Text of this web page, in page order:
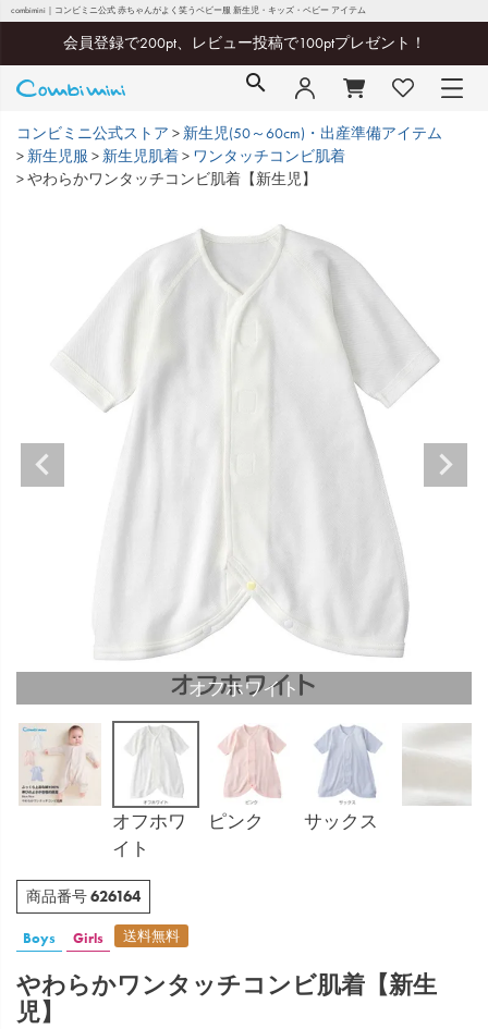
combimini｜コンビミニ公式 赤ちゃんがよく笑うベビー服 新生児・キッズ・ベビー アイテム
会員登録で200pt、レビュー投稿で100ptプレゼント！
コンビミニ公式ストア
新生児(50～60cm)・出産準備アイテム
新生児服
新生児肌着
ワンタッチコンビ肌着
やわらかワンタッチコンビ肌着【新生児】
オフホワイト
オフホワ
イト
ピンク サックス
商品番号626164
Boys Girls 送料無料
やわらかワンタッチコンビ肌着【新生
児】